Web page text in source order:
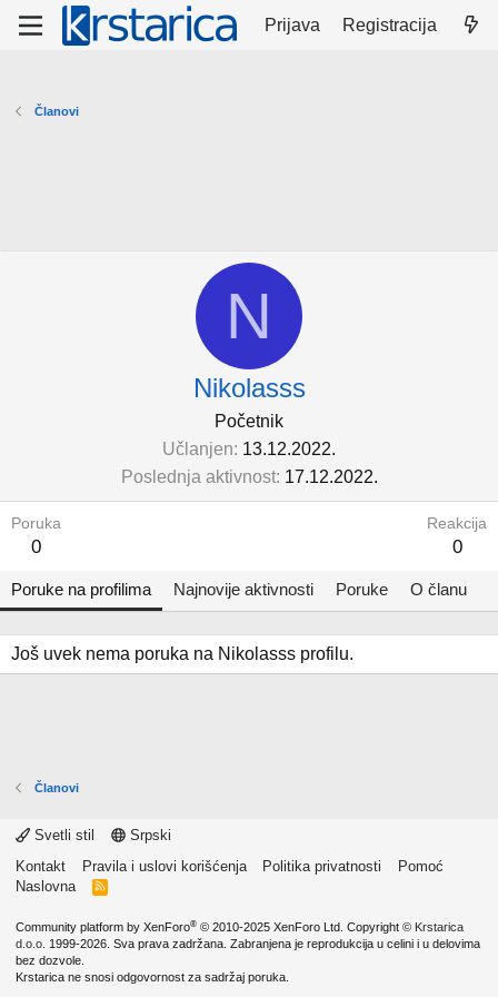
Prijava Registracija
Članovi
N
Nikolasss
Početnik
Učlanjen 13.12.2022.
Poslednja aktivnost 17.12.2022.
Poruka
0
Reakcija
0
Poruke na profilima Najnovije aktivnosti Poruke O članu
Još uvek nema poruka na Nikolasss profilu.
Članovi
Svetli stil
Srpski
Kontakt
Pravila i uslovi korišćenja Politika privatnosti
Pomoć
Naslovna
R
Community platform by XenForo® © 2010-2025 XenForo Ltd. Copyright © Krstarica
d.o.o. 1999-2026. Sva prava zadržana. Zabranjena je reprodukcija u celini i u delovima
bez dozvole.
Krstarica ne snosi odgovornost za sadržaj poruka.